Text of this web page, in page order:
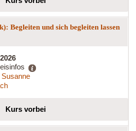
Begleiten und sich begleiten lassen
Kurs vorbei